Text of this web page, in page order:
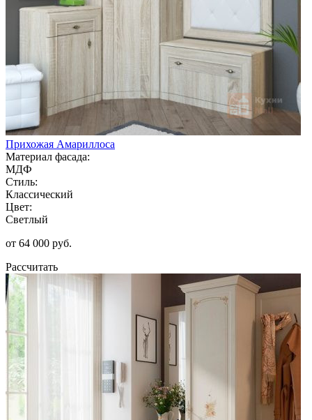
Прихожая Амариллоса
Материал фасада:
МДФ
Стиль:
Классический
Цвет:
Светлый
от 64 000 руб.
Рассчитать